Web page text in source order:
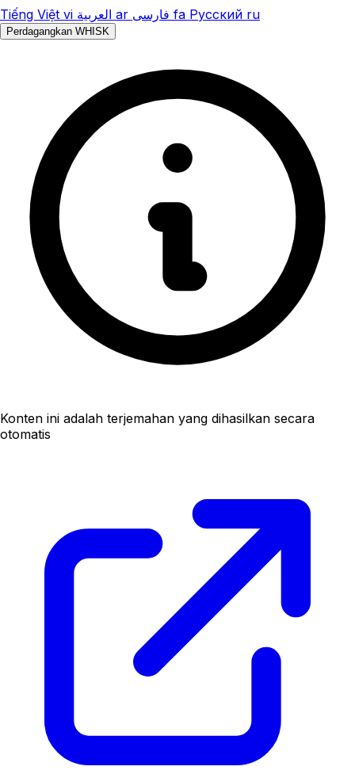
Tiếng Việt vi العربية ar فارسی fa Русский ru
Perdagangkan WHISK
Konten ini adalah terjemahan yang dihasilkan secara
otomatis